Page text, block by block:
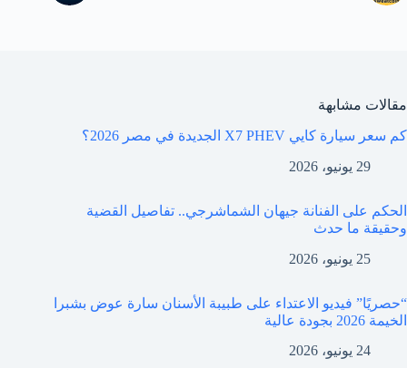
مقالات مشابهة
كم سعر سيارة كايي X7 PHEV الجديدة في مصر 2026؟
29 يونيو، 2026
الحكم على الفنانة جيهان الشماشرجي.. تفاصيل القضية
وحقيقة ما حدث
25 يونيو، 2026
“حصريًا” فيديو الاعتداء على طبيبة الأسنان سارة عوض بشبرا
الخيمة 2026 بجودة عالية
24 يونيو، 2026